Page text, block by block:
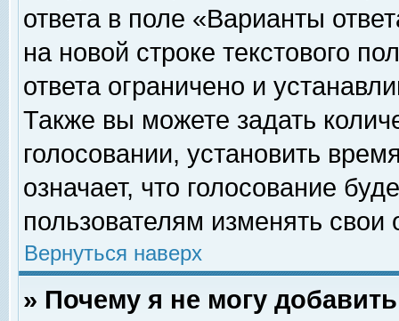
ответа в поле «Варианты
на новой строке текстового
ответа ограничено и
Также вы можете задать
голосовании, установить
означает, что голосование
пользователям изменять свои
Вернуться наверх
» Почему я не могу